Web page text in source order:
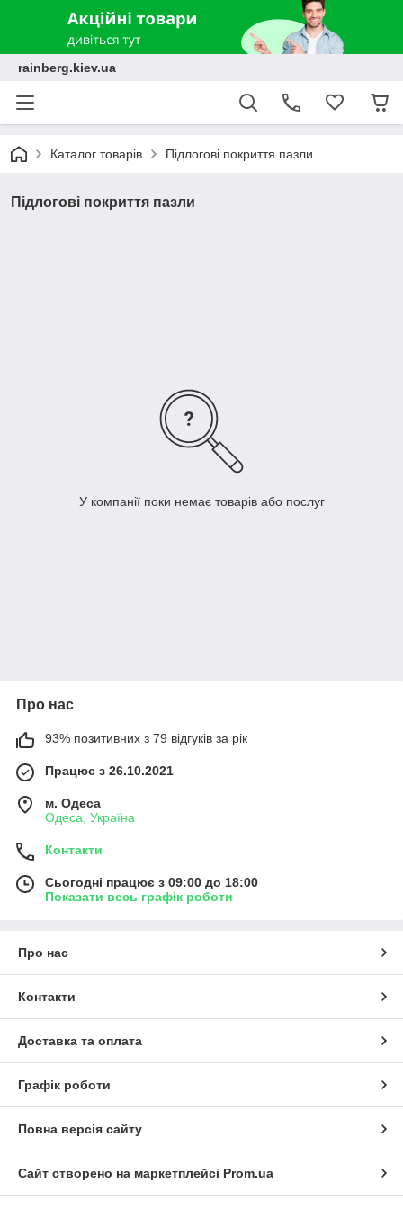
rainberg.kiev.ua
Каталог товарів Підлогові покриття пазли
Підлогові покриття пазли
У компанії поки немає товарів або послуг
Про нас
93% позитивних з 79 відгуків за рік
Працює з 26.10.2021
м. Одеса
Одеса, Україна
Контакти
Сьогодні працює з 09:00 до 18:00
Показати весь графік роботи
Про нас
Контакти
Доставка та оплата
Графік роботи
Повна версія сайту
Сайт створено на маркетплейсі Prom.ua